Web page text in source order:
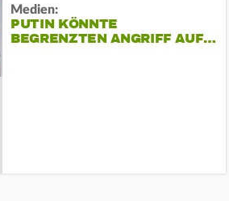
Medien:
PUTIN KÖNNTE
BEGRENZTEN ANGRIFF AUF…